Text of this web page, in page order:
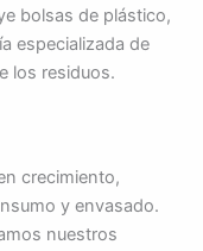
bolsas de plástico,
especializada de
los residuos.
crecimiento,
y envasado.
nuestros